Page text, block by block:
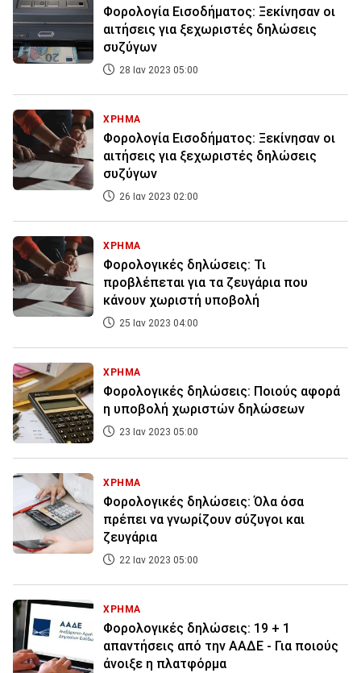
Φορολογία Εισοδήματος: Ξεκίνησαν οι
αιτήσεις για ξεχωριστές δηλώσεις
συζύγων
28 Ιαν 2023 05:00
ΧΡΗΜΑ
Φορολογία Εισοδήματος: Ξεκίνησαν οι
αιτήσεις για ξεχωριστές δηλώσεις
συζύγων
26 Ιαν 2023 02:00
ΧΡΗΜΑ
Φορολογικές δηλώσεις: Τι
προβλέπεται για τα ζευγάρια που
κάνουν χωριστή υποβολή
25 Ιαν 2023 04:00
ΧΡΗΜΑ
Φορολογικές δηλώσεις: Ποιούς αφορά
η υποβολή χωριστών δηλώσεων
23 Ιαν 2023 05:00
ΧΡΗΜΑ
Φορολογικές δηλώσεις: Όλα όσα
πρέπει να γνωρίζουν σύζυγοι και
ζευγάρια
22 Ιαν 2023 05:00
ΧΡΗΜΑ
Φορολογικές δηλώσεις: 19 + 1
απαντήσεις από την ΑΑΔΕ - Για ποιούς
άνοιξε η πλατφόρμα